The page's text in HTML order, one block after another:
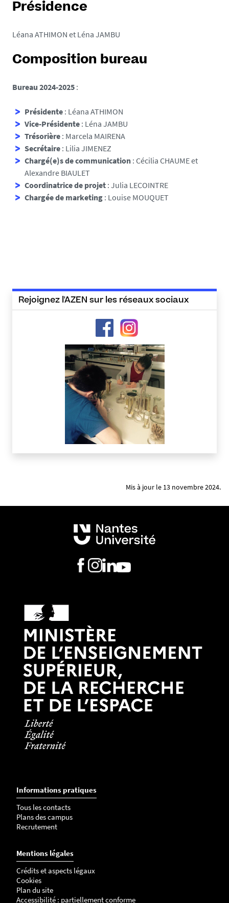
Présidence
Léana ATHIMON et Léna JAMBU
Composition bureau
Bureau 2024-2025 :
Présidente : Léana ATHIMON
Vice-Présidente : Léna JAMBU
Trésorière : Marcela MAIRENA
Secrétaire : Lilia JIMENEZ
Chargé(e)s de communication : Cécilia CHAUME et
Alexandre BIAULET
Coordinatrice de projet : Julia LECOINTRE
Chargée de marketing : Louise MOUQUET
Rejoignez l'AZEN sur les réseaux sociaux
Mis à jour le 13 novembre 2024.
Informations pratiques
Tous les contacts
Plans des campus
Recrutement
Mentions légales
Crédits et aspects légaux
Cookies
Plan du site
Accessibilité : partiellement conforme